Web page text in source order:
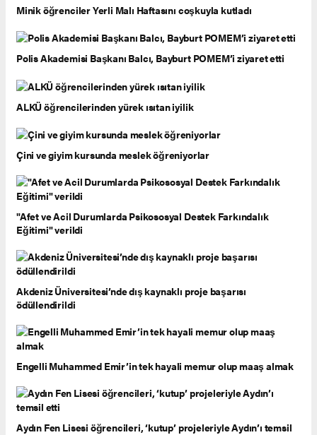
Minik öğrenciler Yerli Malı Haftasını coşkuyla kutladı
Polis Akademisi Başkanı Balcı, Bayburt POMEM’i ziyaret etti
ALKÜ öğrencilerinden yürek ısıtan iyilik
Çini ve giyim kursunda meslek öğreniyorlar
"Afet ve Acil Durumlarda Psikososyal Destek Farkındalık
Eğitimi" verildi
Akdeniz Üniversitesi’nde dış kaynaklı proje başarısı
ödüllendirildi
Engelli Muhammed Emir’in tek hayali memur olup maaş almak
Aydın Fen Lisesi öğrencileri, ‘kutup’ projeleriyle Aydın’ı temsil